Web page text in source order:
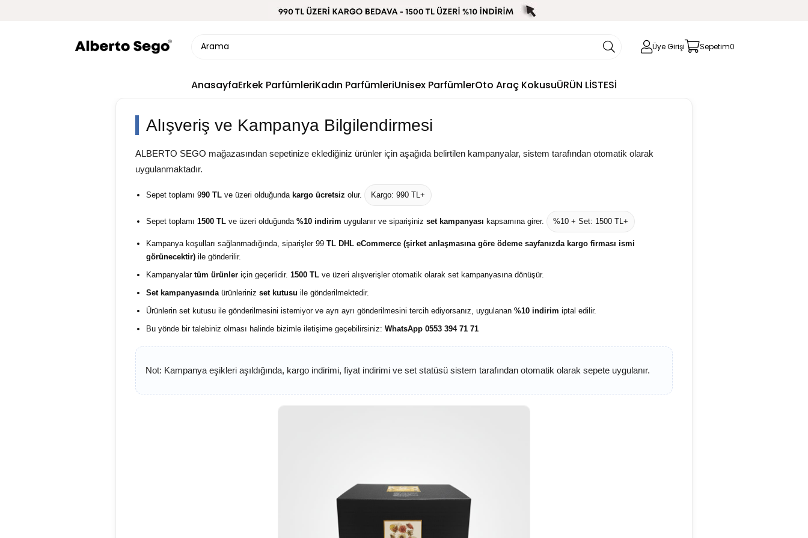
Üye Girişi Sepetim0
AnasayfaErkek ParfümleriKadın ParfümleriUnisex ParfümlerOto Araç KokusuÜRÜN LİSTESİ
Alışveriş ve Kampanya Bilgilendirmesi
ALBERTO SEGO mağazasından sepetinize eklediğiniz ürünler için aşağıda belirtilen kampanyalar, sistem tarafından otomatik olarak
uygulanmaktadır.
Sepet toplamı 990 TL ve üzeri olduğunda kargo ücretsiz olur. Kargo: 990 TL+
Sepet toplamı 1500 TL ve üzeri olduğunda %10 indirim uygulanır ve siparişiniz set kampanyası kapsamına girer. %10 + Set: 1500 TL+
Kampanya koşulları sağlanmadığında, siparişler 99 TL DHL eCommerce (şirket anlaşmasına göre ödeme sayfanızda kargo firması ismi
görünecektir) ile gönderilir.
Kampanyalar tüm ürünler için geçerlidir. 1500 TL ve üzeri alışverişler otomatik olarak set kampanyasına dönüşür.
Set kampanyasındaürünleriniz set kutusu ile gönderilmektedir.
Ürünlerin set kutusu ile gönderilmesini istemiyor ve ayrı ayrı gönderilmesini tercih ediyorsanız, uygulanan %10 indirim iptal edilir.
Bu yönde bir talebiniz olması halinde bizimle iletişime geçebilirsiniz: WhatsApp 0553 394 71 71
Not: Kampanya eşikleri aşıldığında, kargo indirimi, fiyat indirimi ve set statüsü sistem tarafından otomatik olarak sepete uygulanır.